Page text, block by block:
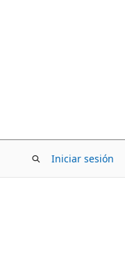
Iniciar sesión